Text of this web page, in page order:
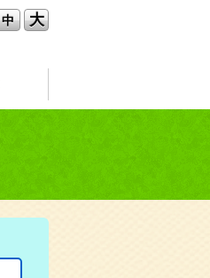
中 大